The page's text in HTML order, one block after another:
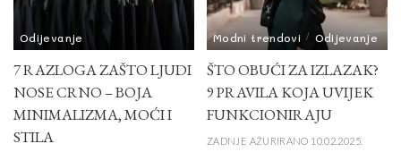
Odijevanje
7 RAZLOGA ZAŠTO LJUDI
NOSE CRNO – BOJA
MINIMALIZMA, MOĆI I
STILA
Modni trendovi Odijevanje
ŠTO OBUĆI ZA IZLAZAK?
9 PRAVILA KOJA UVIJEK
FUNKCIONIRAJU
ZADNJE AŽURIRANO 10.02.2025.